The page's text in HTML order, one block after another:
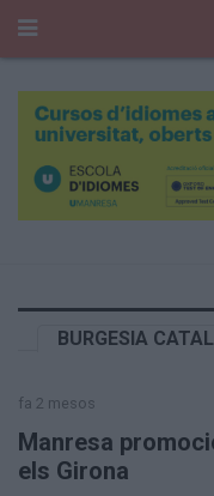
Cerca
Temes del Pou
Taula Rodona
Opinió
El Cul del Pou
BURGESIA
fa 2 mesos
Manresa
els Girona